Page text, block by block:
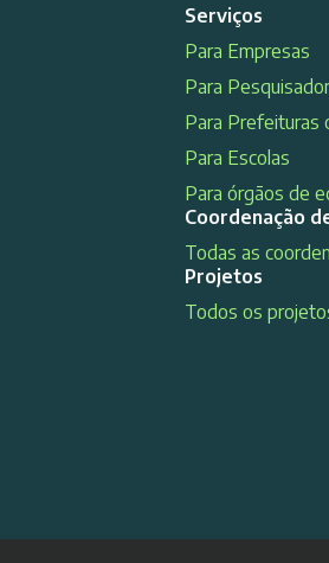
Serviços
Para Empresas
Para
Para Prefeituras
Para Escolas
Para órgãos de
Coordenação
Todas as
Projetos
Todos os